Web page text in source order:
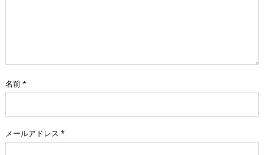
名前*
メールアドレス *